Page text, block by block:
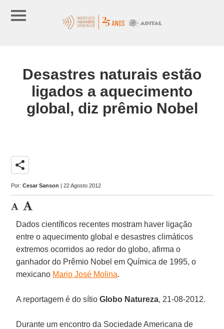
Desastres naturais estão
ligados a aquecimento
global, diz prêmio Nobel
share
Por:Cesar Sanson | 22 Agosto 2012
Dados científicos recentes mostram haver ligação
entre o aquecimento global e desastres climáticos
extremos ocorridos ao redor do globo, afirma o
ganhador do Prêmio Nobel em Química de 1995, o
mexicano Mario José Molina.
A reportagem é do sítioGlobo Natureza, 21-08-2012.
Durante um encontro da Sociedade Americana de